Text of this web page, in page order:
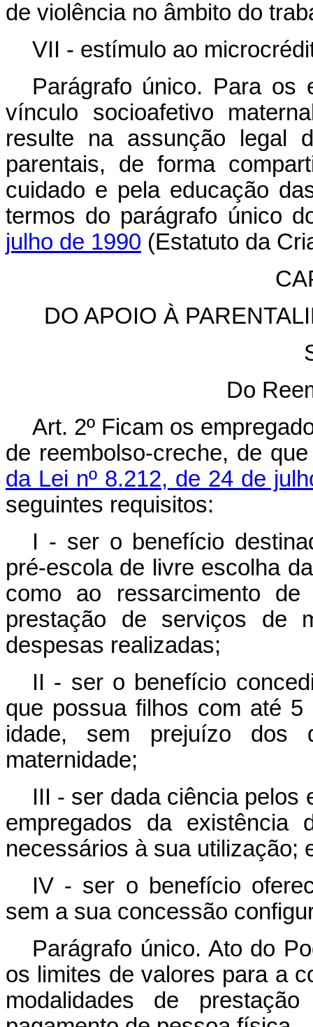
de violência no âmbito do
VII - estímulo ao
Parágrafo único. Para os
vínculo socioafetivo
resulte na assunção legal
parentais, de forma
cuidado e pela educação
termos do parágrafo único
julho de 1990 (Estatuto da
DO APOIO À
Do
Art. 2º Ficam os
de reembolso-creche, de
da Lei nº 8.212, de 24 de
seguintes requisitos:
I - ser o benefício
pré-escola de livre escolha
como ao ressarcimento
prestação de serviços de
despesas realizadas;
II - ser o benefício
que possua filhos com até
idade, sem prejuízo dos
maternidade;
III - ser dada ciência pelos
empregados da existência
necessários à sua utilização;
IV - ser o benefício
sem a sua concessão
Parágrafo único. Ato do
os limites de valores para a
modalidades de